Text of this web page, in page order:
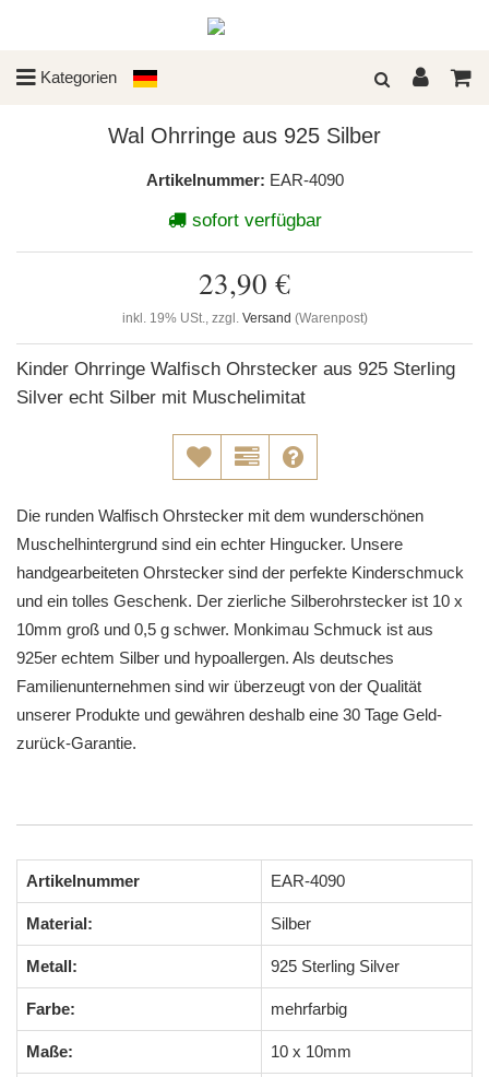
Kategorien
Wal Ohrringe aus 925 Silber
Artikelnummer: EAR-4090
sofort verfügbar
23,90 €
inkl. 19% USt., zzgl. Versand (Warenpost)
Kinder Ohrringe Walfisch Ohrstecker aus 925 Sterling
Silver echt Silber mit Muschelimitat
Die runden Walfisch Ohrstecker mit dem wunderschönen
Muschelhintergrund sind ein echter Hingucker. Unsere
handgearbeiteten Ohrstecker sind der perfekte Kinderschmuck
und ein tolles Geschenk. Der zierliche Silberohrstecker ist 10 x
10mm groß und 0,5 g schwer. Monkimau Schmuck ist aus
925er echtem Silber und hypoallergen. Als deutsches
Familienunternehmen sind wir überzeugt von der Qualität
unserer Produkte und gewähren deshalb eine 30 Tage Geld-
zurück-Garantie.
Artikelnummer EAR-4090
Material: Silber
Metall: 925 Sterling Silver
Farbe: mehrfarbig
Maße: 10 x 10mm